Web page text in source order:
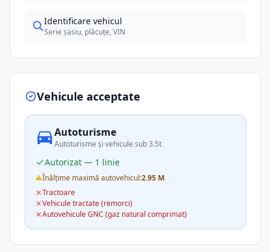
Identificare vehicul
Serie șasiu, plăcuțe, VIN
Vehicule acceptate
Autoturisme
Autoturisme și vehicule sub 3.5t
Autorizat — 1 linie
Înălțime maximă autovehicul:2.95 M
Tractoare
Vehicule tractate (remorci)
Autovehicule GNC (gaz natural comprimat)